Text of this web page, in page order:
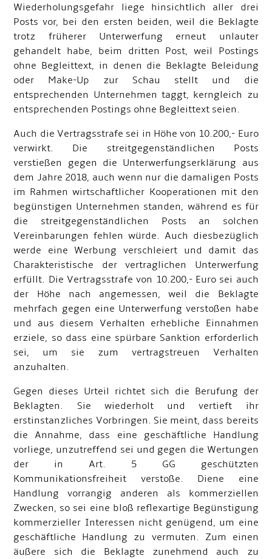
Wiederholungsgefahr liege hinsichtlich aller drei
Posts vor, bei den ersten beiden, weil die Beklagte
trotz früherer Unterwerfung erneut unlauter
gehandelt habe, beim dritten Post, weil Postings
ohne Begleittext, in denen die Beklagte Beleidung
oder Make-Up zur Schau stellt und die
entsprechenden Unternehmen taggt, kerngleich zu
entsprechenden Postings ohne Begleittext seien.
Auch die Vertragsstrafe sei in Höhe von 10.200,- Euro
verwirkt. Die streitgegenständlichen Posts
verstießen gegen die Unterwerfungserklärung aus
dem Jahre 2018, auch wenn nur die damaligen Posts
im Rahmen wirtschaftlicher Kooperationen mit den
begünstigen Unternehmen standen, während es für
die streitgegenständlichen Posts an solchen
Vereinbarungen fehlen würde. Auch diesbezüglich
werde eine Werbung verschleiert und damit das
Charakteristische der vertraglichen Unterwerfung
erfüllt. Die Vertragsstrafe von 10.200,- Euro sei auch
der Höhe nach angemessen, weil die Beklagte
mehrfach gegen eine Unterwerfung verstoßen habe
und aus diesem Verhalten erhebliche Einnahmen
erziele, so dass eine spürbare Sanktion erforderlich
sei, um sie zum vertragstreuen Verhalten
anzuhalten.
Gegen dieses Urteil richtet sich die Berufung der
Beklagten. Sie wiederholt und vertieft ihr
erstinstanzliches Vorbringen. Sie meint, dass bereits
die Annahme, dass eine geschäftliche Handlung
vorliege, unzutreffend sei und gegen die Wertungen
der in Art. 5 GG geschützten
Kommunikationsfreiheit verstoße. Diene eine
Handlung vorrangig anderen als kommerziellen
Zwecken, so sei eine bloß reflexartige Begünstigung
kommerzieller Interessen nicht genügend, um eine
geschäftliche Handlung zu vermuten. Zum einen
äußere sich die Beklagte zunehmend auch zu